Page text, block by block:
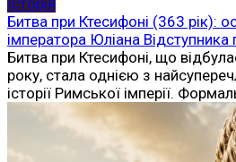
Битва при Ктесифоні (363 рік):
імператора Юліана Відступника
Битва при Ктесифоні, що
року, стала однією з
історії Римської імперії.